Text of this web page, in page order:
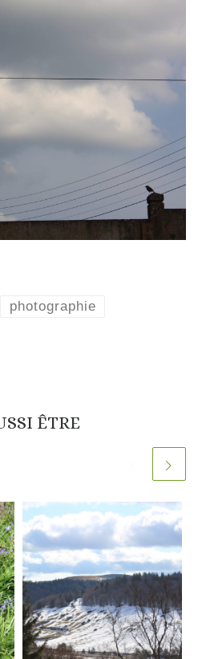
photographie
ÊTRE